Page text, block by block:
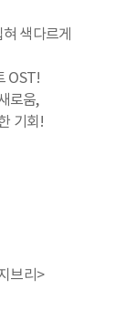
색다르게
OST!
로움,
기회!
브리>